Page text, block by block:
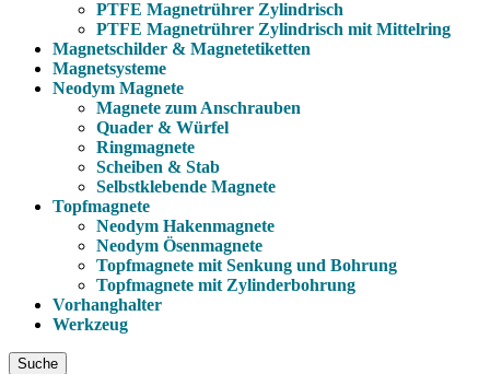
PTFE Magnetrührer Zylindrisch
PTFE Magnetrührer Zylindrisch mit Mittelring
Magnetschilder & Magnetetiketten
Magnetsysteme
Neodym Magnete
Magnete zum Anschrauben
Quader & Würfel
Ringmagnete
Scheiben & Stab
Selbstklebende Magnete
Topfmagnete
Neodym Hakenmagnete
Neodym Ösenmagnete
Topfmagnete mit Senkung und Bohrung
Topfmagnete mit Zylinderbohrung
Vorhanghalter
Werkzeug
Suche